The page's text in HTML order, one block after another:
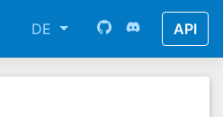
DE API